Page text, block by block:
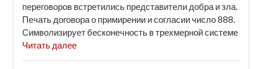
переговоров встретились представители добра и зла.
Печать договора о примирении и согласии число 888.
Символизирует бесконечность в трехмерной системе
Читать далее